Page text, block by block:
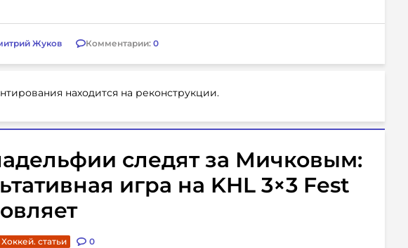
Жуков Комментарии: 0
находится на реконструкции.
следят за Мичковым:
игра на KHL 3×3 Fest
Хоккей. статьи 0